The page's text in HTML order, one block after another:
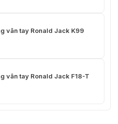
vân tay Ronald Jack K99
vân tay Ronald Jack F18-T